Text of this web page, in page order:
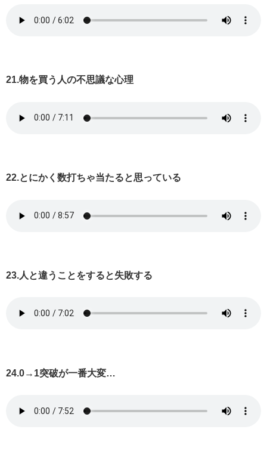
21.物を買う人の不思議な心理
22.とにかく数打ちゃ当たると思っている
23.人と違うことをすると失敗する
24.0→1突破が一番大変…